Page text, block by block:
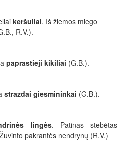
keršuliai. Iš žiemos miego
R.V.).
paprastieji kikiliai (G.B.).
strazdai giesmininkai (G.B.).
lingės. Patinas stebėtas
pakrantės nendrynų (R.V.)